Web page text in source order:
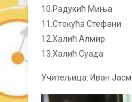
10.Радукић Миња
11.Стокућа Стефани
12.Халић Алмир
13.Халић Суада
Учитељица: Иван